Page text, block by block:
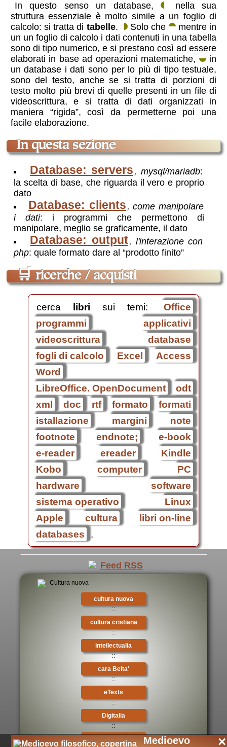
In questo senso un database,
nella sua
struttura essenziale è molto simile a un foglio di
calcolo: si tratta di tabelle. Solo che
mentre in
un un foglio di calcolo i dati contenuti in una tabella
sono di tipo numerico, e si prestano così ad essere
elaborati in base ad operazioni matematiche,
in
un database i dati sono per lo più di tipo testuale,
sono del testo, anche se si tratta di porzioni di
testo molto più brevi di quelle presenti in un file di
videoscrittura, e si tratta di dati organizzati in
maniera “rigida”, così da permetterne poi una
facile elaborazione.
In questa sezione
Database: servers , mysql/mariadb:
la scelta di base, che riguarda il vero e proprio
dato
Database: clients ,come manipolare
i dati: i programmi che permettono di
manipolare, meglio se graficamente, il dato
Database: output, l'interazione con
php:quale formato dare al “prodotto finito”
🛒 ricerche / acquisti
cerca libri sui temi:
Office
programmi
applicativi
videoscrittura
database
fogli di calcolo
Excel
Access
Word
LibreOffice. OpenDocument
odt
xml
doc rtf formato
formati
istallazione
margini
note
footnote
endnote;
e-book
e-reader
ereader
Kindle
Kobo
computer
PC
hardware
software
sistema operativo
Linux
Apple
cultura
libri on-line
databases
.
×
Medioevo
cultura nuova
::
cultura cristiana
::
intellectualia
::
cara Belta'
::
eTexts
::
Digitalia
::
mondo oggi